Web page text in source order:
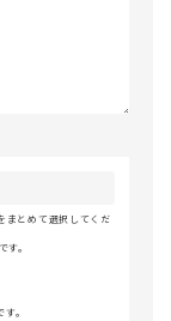
まとめて選択してくだ
。
。